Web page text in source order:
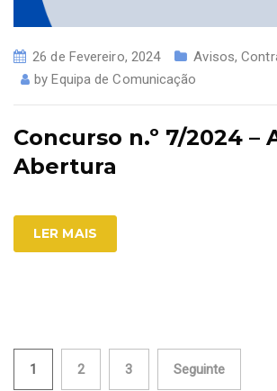
26 de Fevereiro, 2024 Avisos,
byEquipa de Comunicação
Concurso n.º 7/2024 –
Abertura
LER MAIS
Paginação
1 2 3 Seguinte